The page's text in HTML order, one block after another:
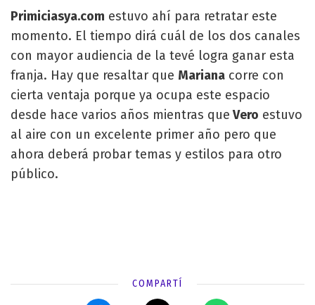
Primiciasya.com estuvo ahí para retratar este
momento. El tiempo dirá cuál de los dos canales
con mayor audiencia de la tevé logra ganar esta
franja. Hay que resaltar que Mariana corre con
cierta ventaja porque ya ocupa este espacio
desde hace varios años mientras que Vero estuvo
al aire con un excelente primer año pero que
ahora deberá probar temas y estilos para otro
público.
COMPARTÍ